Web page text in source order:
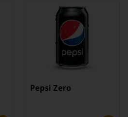
Pepsi Zero